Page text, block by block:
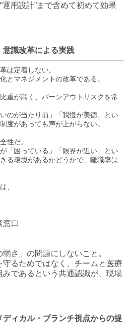
運用設計”まで含めて初めて効果
識改革による実践
は定着しない。
とマネジメントの改革である。
重が高く、バーンアウトリスクを常
のが当たり前」「我慢が美徳」とい
度があっても声が上がらない。
性だ。
「困っている」「限界が近い」とい
る環境があるかどうかで、離職率は
、
窓口
さ」の問題にしないこと。
るためではなく、チームと医療
であるという共通認識が、現場
ディカル・ブランチ視点からの提